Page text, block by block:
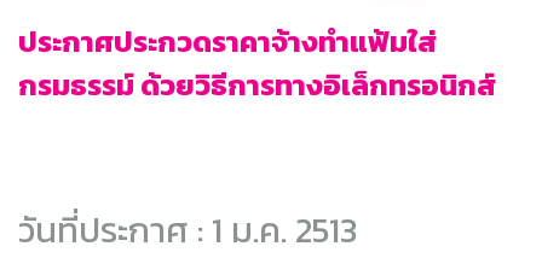
ประกาศประกวดราคาจ้างทำแฟ้มใส่
กรมธรรม์ ด้วยวิธีการทางอิเล็กทรอนิกส์
วันที่ประกาศ : 1 ม.ค. 2513